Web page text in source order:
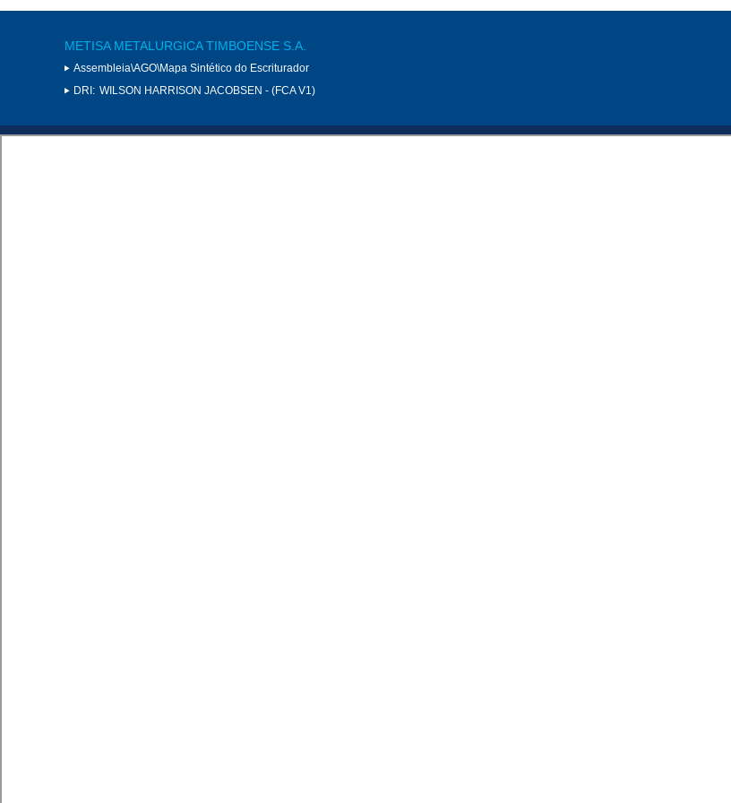
METISA METALURGICA TIMBOENSE S.A.
Assembleia\AGO\Mapa Sintético do Escriturador
DRI: WILSON HARRISON JACOBSEN - (FCA V1)